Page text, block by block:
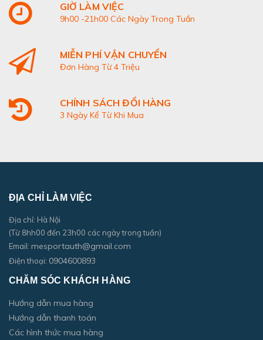
GIỜ LÀM VIỆC
9h00 -21h00 Các Ngày Trong Tuần
MIỄN PHÍ VẬN CHUYỂN
Đơn Hàng Từ 4 Triệu
CHÍNH SÁCH ĐỔI HÀNG
3 Ngày Kể Từ Khi Mua
ĐỊA CHỈ LÀM VIỆC
Địa chỉ: Hà Nội
(Từ 8hh00 đến 23h00 các ngày trong tuần)
Email: mesportauth@gmail.com
Điện thoại: 0904600893
CHĂM SÓC KHÁCH HÀNG
Hướng dẫn mua hàng
Hướng dẫn thanh toán
Các hình thức mua hàng